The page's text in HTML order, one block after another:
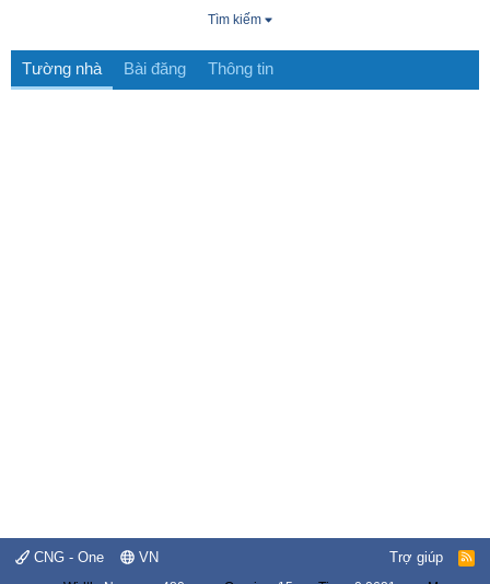
Tìm kiếm
Tường nhà Bài đăng Thông tin
CNG - One VN Trợ giúp
R